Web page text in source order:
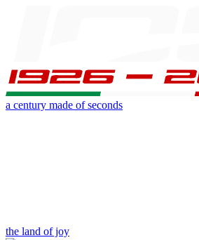
a century made of seconds
the land of joy